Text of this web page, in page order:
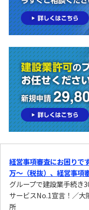
経営事項審査にお困りで
万〜（税抜）、経営事項
グループで建設業手続き
サービスNo.1宣言！／大
所